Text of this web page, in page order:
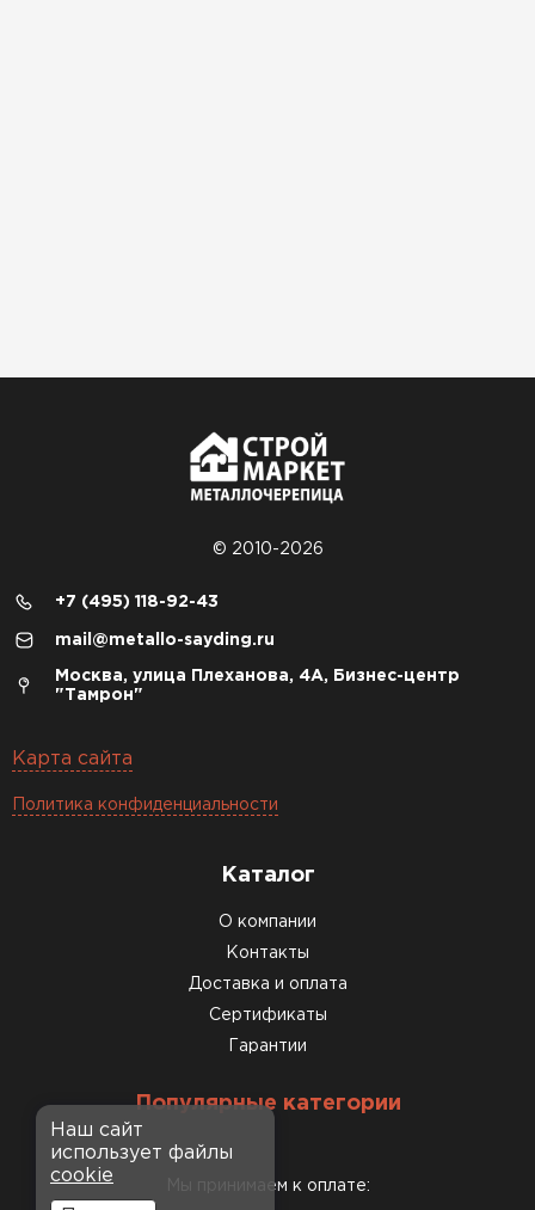
© 2010-2026
+7 (495) 118-92-43
mail@metallo-sayding.ru
Москва, улица Плеханова, 4А, Бизнес-центр
"Тамрон"
Карта сайта
Политика конфиденциальности
Каталог
О компании
Контакты
Доставка и оплата
Сертификаты
Гарантии
Популярные категории
Мы принимаем к оплате:
Наш сайт
использует файлы
cookie